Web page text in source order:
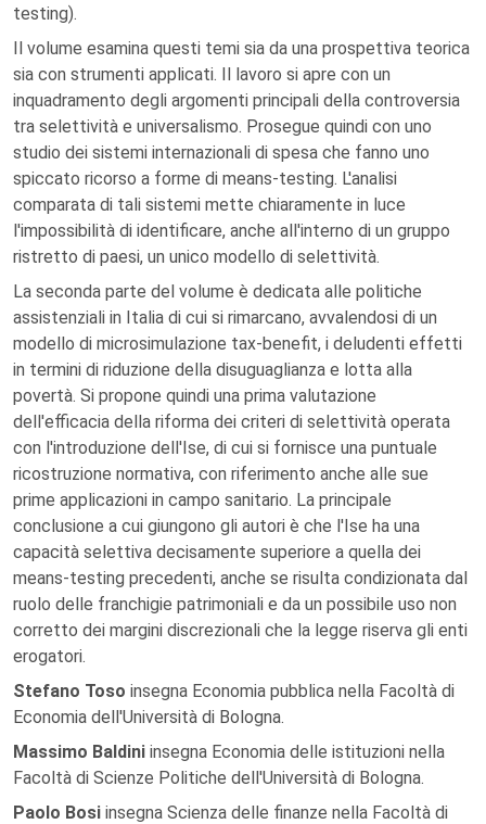
testing).
Il volume esamina questi temi sia da una prospettiva teorica
sia con strumenti applicati. Il lavoro si apre con un
inquadramento degli argomenti principali della controversia
tra selettività e universalismo. Prosegue quindi con uno
studio dei sistemi internazionali di spesa che fanno uno
spiccato ricorso a forme di means-testing. L'analisi
comparata di tali sistemi mette chiaramente in luce
l'impossibilità di identificare, anche all'interno di un gruppo
ristretto di paesi, un unico modello di selettività.
La seconda parte del volume è dedicata alle politiche
assistenziali in Italia di cui si rimarcano, avvalendosi di un
modello di microsimulazione tax-benefit, i deludenti effetti
in termini di riduzione della disuguaglianza e lotta alla
povertà. Si propone quindi una prima valutazione
dell'efficacia della riforma dei criteri di selettività operata
con l'introduzione dell'Ise, di cui si fornisce una puntuale
ricostruzione normativa, con riferimento anche alle sue
prime applicazioni in campo sanitario. La principale
conclusione a cui giungono gli autori è che l'Ise ha una
capacità selettiva decisamente superiore a quella dei
means-testing precedenti, anche se risulta condizionata dal
ruolo delle franchigie patrimoniali e da un possibile uso non
corretto dei margini discrezionali che la legge riserva gli enti
erogatori.
Stefano Toso insegna Economia pubblica nella Facoltà di
Economia dell'Università di Bologna.
Massimo Baldini insegna Economia delle istituzioni nella
Facoltà di Scienze Politiche dell'Università di Bologna.
Paolo Bosi insegna Scienza delle finanze nella Facoltà di